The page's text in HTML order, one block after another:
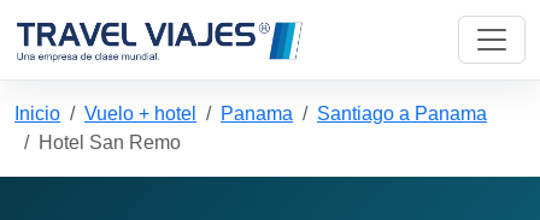
Inicio Vuelo + hotel Panama
Santiago a Panama
Hotel San Remo